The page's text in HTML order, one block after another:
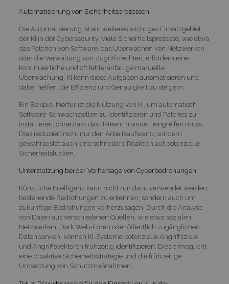
Automatisierung von Sicherheitsprozessen
Die Automatisierung ist ein weiteres wichtiges Einsatzgebiet
der KI in der Cybersecurity. Viele Sicherheitsprozesse, wie etwa
das Patchen von Software, das Überwachen von Netzwerken
oder die Verwaltung von Zugriffsrechten, erfordern eine
kontinuierliche und oft fehleranfällige manuelle
Überwachung. KI kann diese Aufgaben automatisieren und
dabei helfen, die Effizienz und Genauigkeit zu steigern.
Ein Beispiel hierfür ist die Nutzung von KI, um automatisch
Software-Schwachstellen zu identifizieren und Patches zu
installieren, ohne dass das IT-Team manuell eingreifen muss.
Dies reduziert nicht nur den Arbeitsaufwand, sondern
gewährleistet auch eine schnellere Reaktion auf potenzielle
Sicherheitslücken.
Unterstützung bei der Vorhersage von Cyberbedrohungen
Künstliche Intelligenz kann nicht nur dazu verwendet werden,
bestehende Bedrohungen zu erkennen, sondern auch um
zukünftige Bedrohungen vorherzusagen. Durch die Analyse
von Daten aus verschiedenen Quellen, wie etwa sozialen
Netzwerken, Dark Web-Foren oder öffentlich zugänglichen
Datenbanken, können KI-Systeme potenzielle Angriffsziele
und Angriffsvektoren frühzeitig identifizieren. Dies ermöglicht
eine proaktive Sicherheitsstrategie und die frühzeitige
Umsetzung von Schutzmaßnahmen.